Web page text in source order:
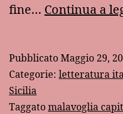
fine… Continua a
PubblicatoMaggio 29,
Categorie: letteratura
Sicilia
Taggatomalavoglia